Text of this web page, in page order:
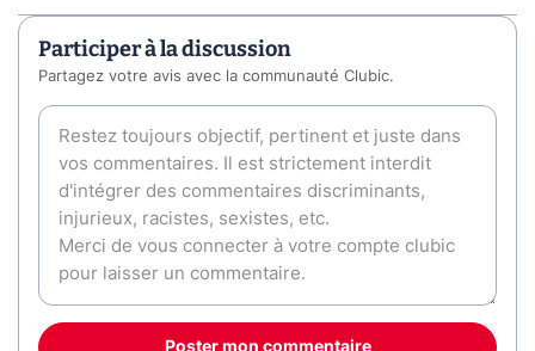
Participer à la discussion
Partagez votre avis avec la communauté Clubic.
Poster mon commentaire